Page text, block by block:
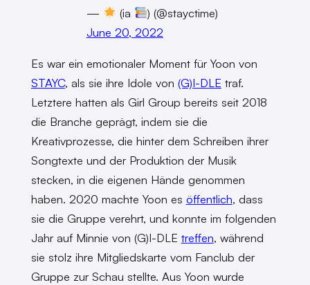
— (ia
) (@stayctime)
June 20, 2022
Es war ein emotionaler Moment für Yoon von
STAYC, als sie ihre Idole von (G)I-DLE traf.
Letztere hatten als Girl Group bereits seit 2018
die Branche geprägt, indem sie die
Kreativprozesse, die hinter dem Schreiben ihrer
Songtexte und der Produktion der Musik
stecken, in die eigenen Hände genommen
haben. 2020 machte Yoon es öffentlich, dass
sie die Gruppe verehrt, und konnte im folgenden
Jahr auf Minnie von (G)I-DLE treffen, während
sie stolz ihre Mitgliedskarte vom Fanclub der
Gruppe zur Schau stellte. Aus Yoon wurde